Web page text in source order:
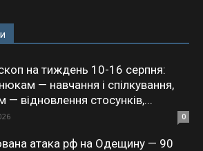
на тиждень 10-16 серпня:
— навчання і спілкування,
— відновлення стосунків,...
0
атака рф на Одещину — 90